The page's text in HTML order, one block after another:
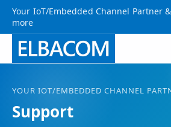
Your IoT/Embedded Channel Partner &
more
YOUR IOT/EMBEDDED CHANNEL
Support